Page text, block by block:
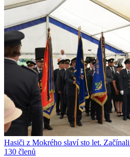
Hasiči z Mokrého slaví sto let.
130 členů